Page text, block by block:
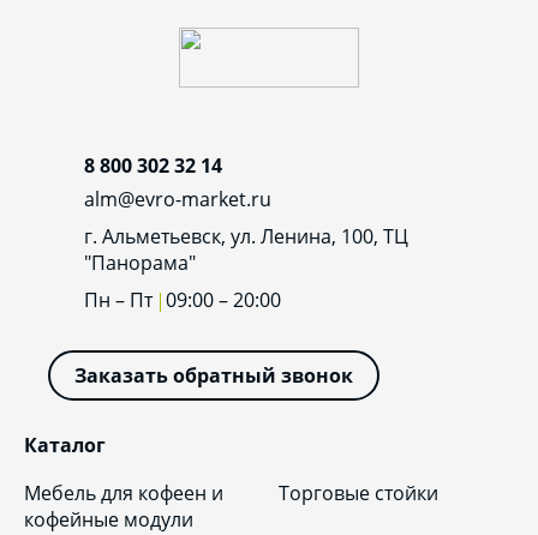
Каталог
Мебель для кофеен и
кофейные модули
Торговые стойки
8 800 302 32 14
alm@evro-market.ru
г. Альметьевск, ул. Ленина, 100, ТЦ
"Панорама"
Пн – Пт 09:00 – 20:00
Заказать обратный звонок